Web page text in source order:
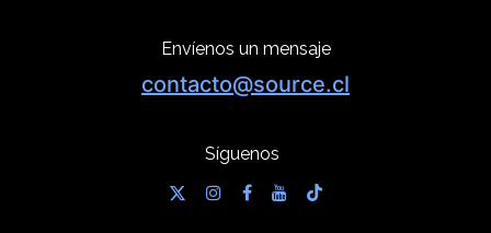
Envíenos un mensaje
contacto@source.cl
Síguenos